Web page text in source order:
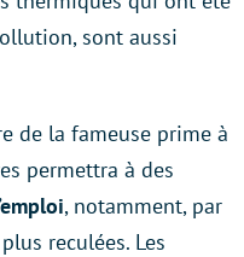
sont aussi
de la fameuse prime à
permettra à des
, notamment, par
reculées. Les